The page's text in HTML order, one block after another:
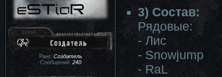
Ранг:Создатель
Сообщений:240
3) Состав:
Рядовые:
- Лис
- Snowjump
- RaL